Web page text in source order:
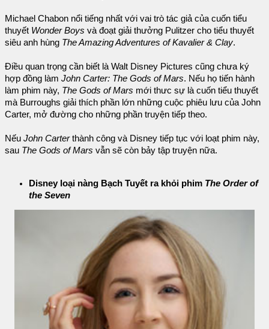
Michael Chabon nổi tiếng nhất với vai trò tác giả của cuốn tiểu
thuyết Wonder Boys và đoạt giải thưởng Pulitzer cho tiểu thuyết
siêu anh hùng The Amazing Adventures of Kavalier & Clay.
Điều quan trọng cần biết là Walt Disney Pictures cũng chưa ký
hợp đồng làm John Carter: The Gods of Mars. Nếu họ tiến hành
làm phim này, The Gods of Mars mới thưc sự là cuốn tiểu thuyết
mà Burroughs giải thích phần lớn những cuộc phiêu lưu của John
Carter, mở đường cho những phần truyện tiếp theo.
Nếu John Carterthành công và Disney tiếp tục với loạt phim này,
sau The Gods of Mars vẫn sẽ còn bảy tập truyện nữa.
Disney loại nàng Bạch Tuyết ra khỏi phim The Order of
the Seven